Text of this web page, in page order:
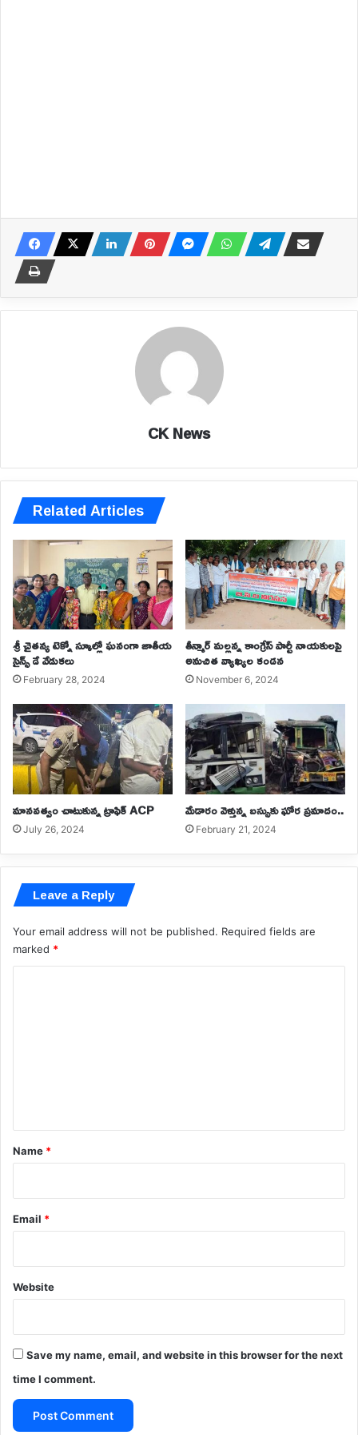
CK News
Related Articles
శ్రీ చైతన్య టెక్నో స్కూల్లో ఘనంగా జాతీయ
సైన్స్ డే వేడుకలు
February 28, 2024
తీన్మార్ మల్లన్న కాంగ్రేస్ పార్టీ నాయకులపై
అనుచిత వ్యాఖ్యల కండన
November 6, 2024
మానవత్వం చాటుకున్న ట్రాఫిక్ ACP
July 26, 2024
మేడారం వెళ్తున్న బస్సుకు ఘోర ప్రమాదం..
February 21, 2024
Leave a Reply
Your email address will not be published. Required fields are
marked *
*
Name *
Email *
Website
Save my name, email, and website in this browser for the next
time I comment.